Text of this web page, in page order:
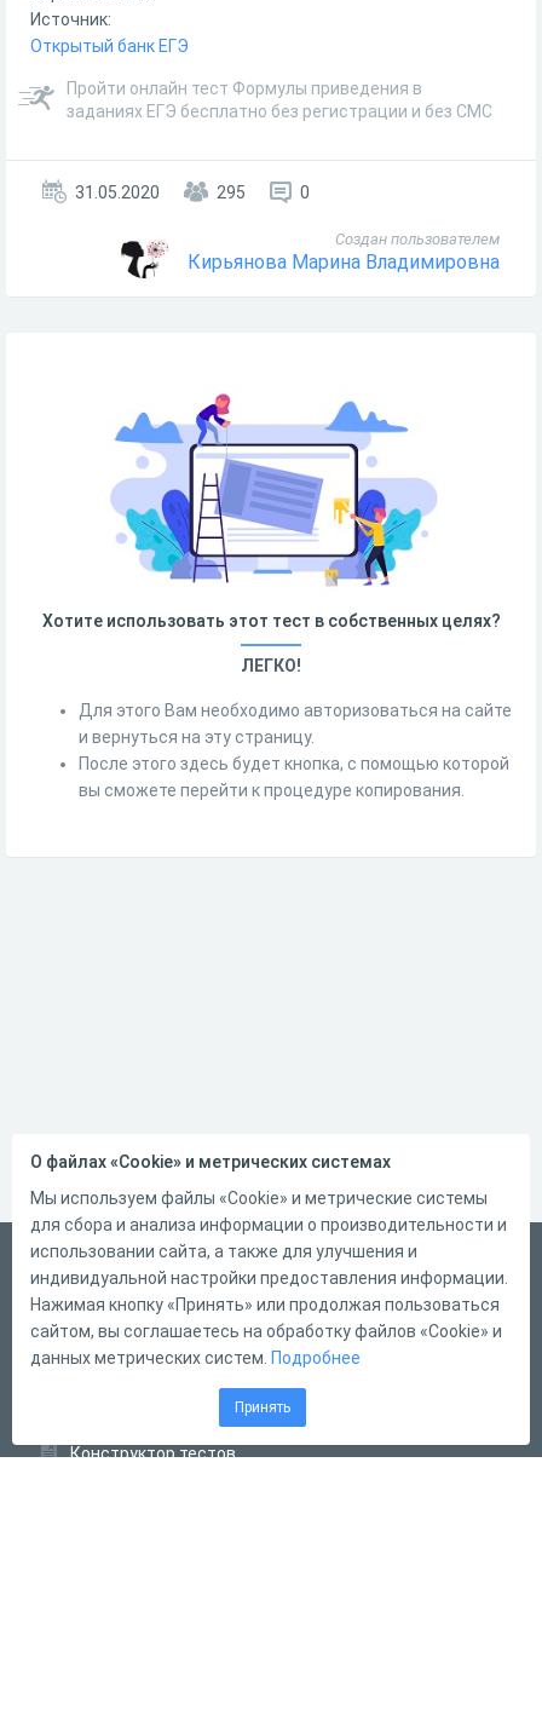
Источник:
Открытый банк ЕГЭ
Пройти онлайн тест Формулы приведения в
заданиях ЕГЭ бесплатно без регистрации и без СМС
31.05.2020 295 0
Создан пользователем
Кирьянова Марина Владимировна
Хотите использовать этот тест в собственных целях?
ЛЕГКО!
Для этого Вам необходимо авторизоваться на сайте
и вернуться на эту страницу.
После этого здесь будет кнопка, с помощью которой
вы сможете перейти к процедуре копирования.
Русский
Справка
Форма обратной связи
Конструктор тестов
О файлах «Cookie» и метрических системах
Мы используем файлы «Cookie» и метрические системы
для сбора и анализа информации о производительности и
использовании сайта, а также для улучшения и
индивидуальной настройки предоставления информации.
Нажимая кнопку «Принять» или продолжая пользоваться
сайтом, вы соглашаетесь на обработку файлов «Cookie» и
данных метрических систем. Подробнее
Принять